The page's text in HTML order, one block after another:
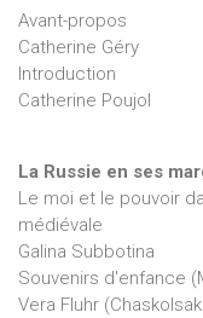
Avant-propos
Catherine Géry
Introduction
Catherine Poujol
La Russie en ses
Le moi et le pouvoir
médiévale
Galina Subbotina
Souvenirs d'enfance
Vera Fluhr